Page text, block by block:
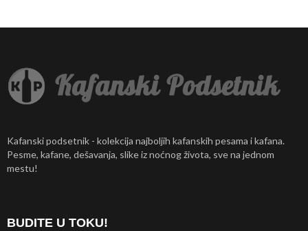
Kafanski podsetnik - kolekcija najboljih kafanskih pesama i kafana.
Pesme, kafane, dešavanja, slike iz noćnog života, sve na jednom
mestu!
BUDITE U TOKU!